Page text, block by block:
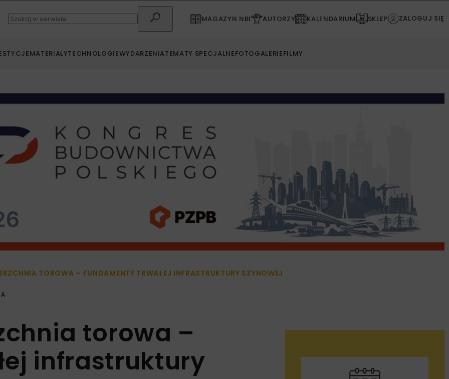
MAGAZYN NBI AUTORZY KALENDARIUM SKLEP ZALOGUJ SIĘ
MATERIAŁYTECHNOLOGIEWYDARZENIATEMATY SPECJALNEFOTOGALERIEFILMY
TOROWA – FUNDAMENTY TRWAŁEJ INFRASTRUKTURY SZYNOWEJ
torowa –
infrastruktury